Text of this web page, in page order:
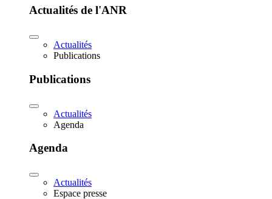
Actualités de l'ANR
Actualités
Publications
Publications
Actualités
Agenda
Agenda
Actualités
Espace presse